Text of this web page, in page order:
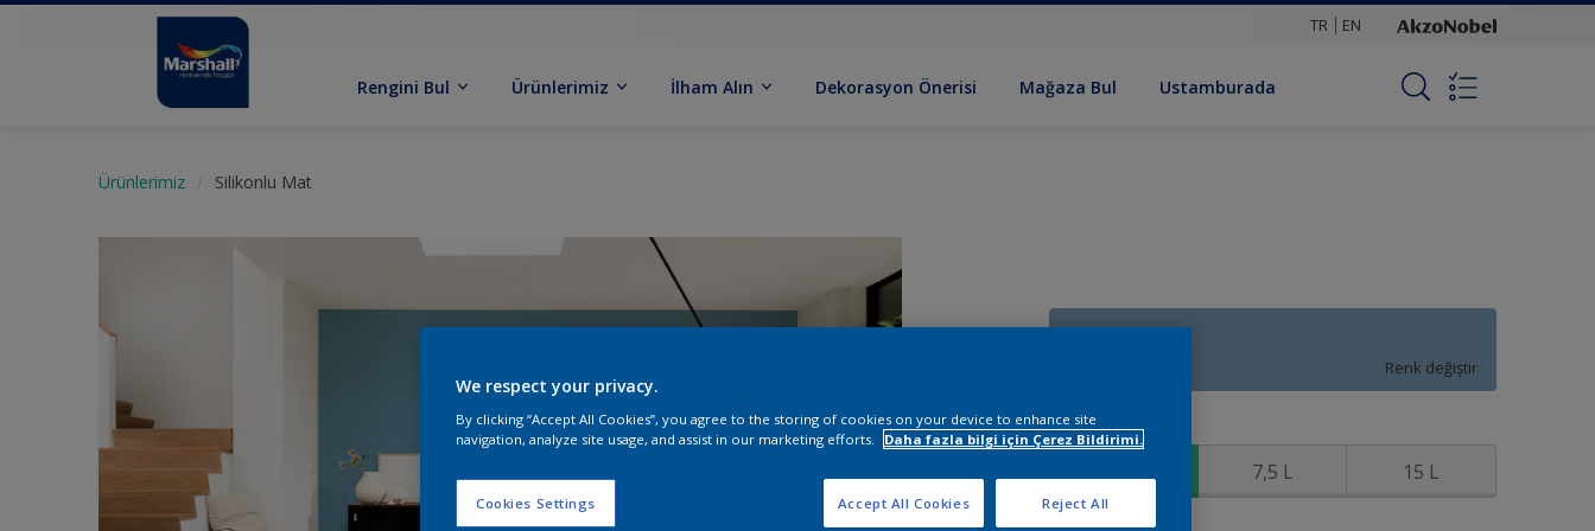
TR EN
Rengini Bul Ürünlerimiz İlham Alın Dekorasyon Önerisi Mağaza Bul Ustamburada
Ürünlerimiz Silikonlu Mat
Renk değiştir
Boyut
7,5 L 15 L
We respect your privacy.
By clicking “Accept All Cookies”, you agree to the storing of cookies on your device to enhance site
navigation, analyze site usage, and assist in our marketing efforts.
Daha fazla bilgi için Çerez Bildirimi.
Cookies Settings Reject All
Accept All Cookies